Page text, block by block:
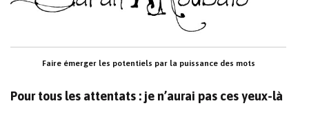
Faire émerger les potentiels par la puissance des mots
Pour tous les attentats : je n’aurai pas ces yeux-là